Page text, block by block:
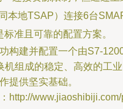
本地TSAP）连接6台
准且可靠的配置方案。
构建并配置一个由S7-
机组成的稳定、高效的工
提供坚实基础。
http://